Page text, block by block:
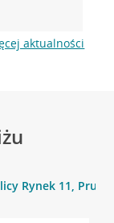
aktualności
Rynek 11,